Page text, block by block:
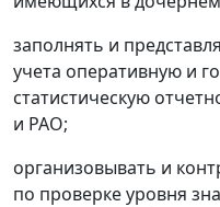
заполнять и
учета оперативную и
статистическую
и РАО;
организовывать и
по проверке уровня